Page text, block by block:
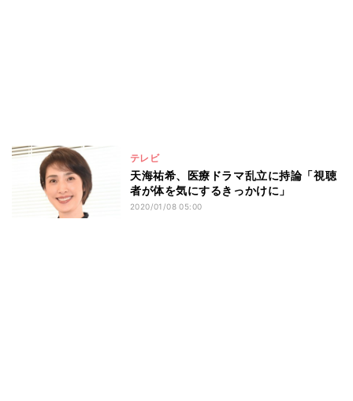
テレビ
天海祐希、医療ドラマ乱立に持論「視聴
者が体を気にするきっかけに」
2020/01/08 05:00